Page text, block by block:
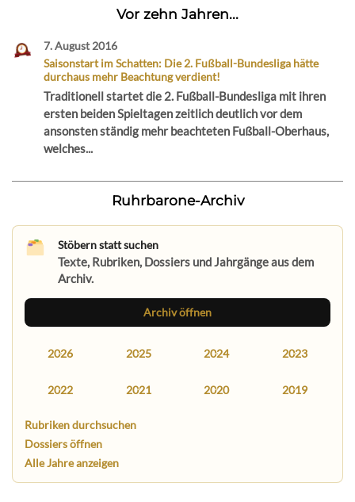
Vor zehn Jahren...
7. August 2016
Saisonstart im Schatten: Die 2. Fußball-Bundesliga hätte
durchaus mehr Beachtung verdient!
Traditionell startet die 2. Fußball-Bundesliga mit ihren
ersten beiden Spieltagen zeitlich deutlich vor dem
ansonsten ständig mehr beachteten Fußball-Oberhaus,
welches...
Ruhrbarone-Archiv
Stöbern statt suchen
Texte, Rubriken, Dossiers und Jahrgänge aus dem
Archiv.
Archiv öffnen
2026 2025 2024 2023
2022 2021 2020 2019
Rubriken durchsuchen
Dossiers öffnen
Alle Jahre anzeigen